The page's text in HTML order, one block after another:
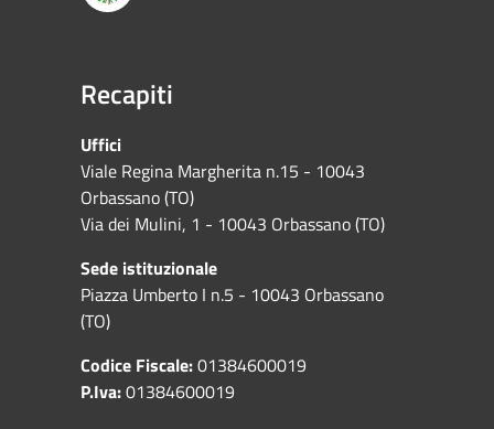
Recapiti
Uffici
Viale Regina Margherita n.15 - 10043
Orbassano (TO)
Via dei Mulini, 1 - 10043 Orbassano (TO)
Sede istituzionale
Piazza Umberto I n.5 - 10043 Orbassano
(TO)
Codice Fiscale:01384600019
P.Iva:01384600019